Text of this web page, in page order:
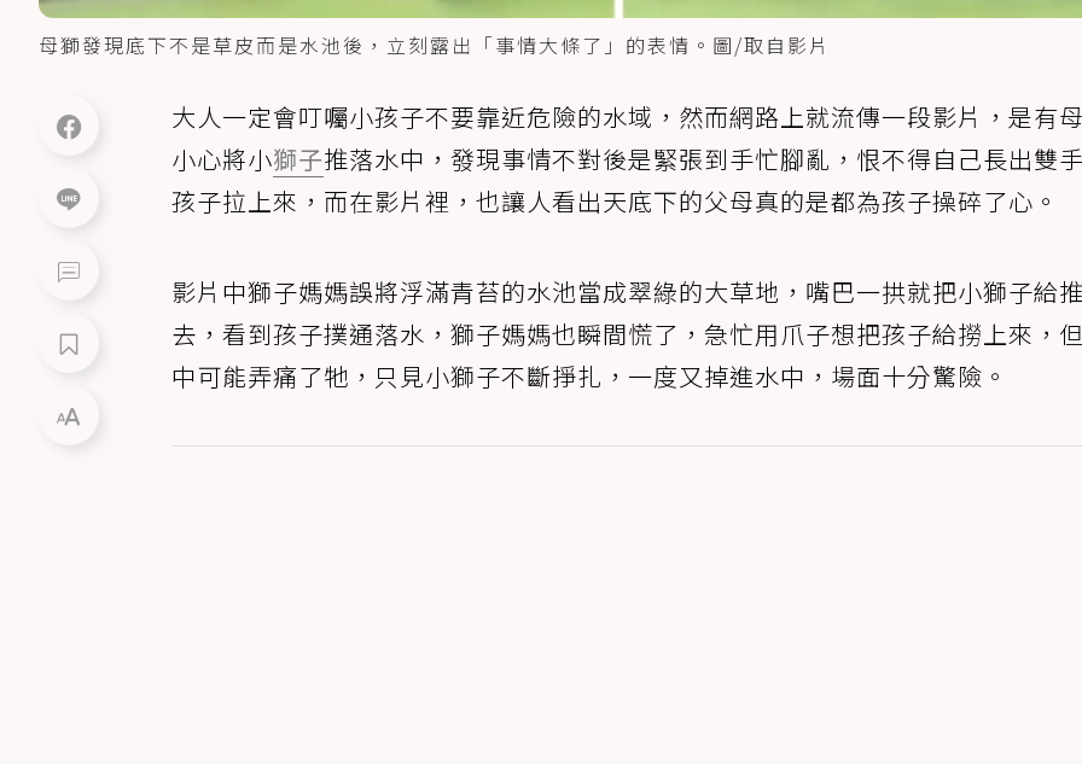
母獅發現底下不是草皮而是水池後，立刻露出「事情大條了」的表情。圖/取自影片
大人一定會叮囑小孩子不要靠近危險的水域，然而網路上就流傳一段影片，是有
小心將小獅子推落水中，發現事情不對後是緊張到手忙腳亂，恨不得自己長出雙
孩子拉上來，而在影片裡，也讓人看出天底下的父母真的是都為孩子操碎了心。
影片中獅子媽媽誤將浮滿青苔的水池當成翠綠的大草地，嘴巴一拱就把小獅子給
去，看到孩子撲通落水，獅子媽媽也瞬間慌了，急忙用爪子想把孩子給撈上來，
中可能弄痛了牠，只見小獅子不斷掙扎，一度又掉進水中，場面十分驚險。